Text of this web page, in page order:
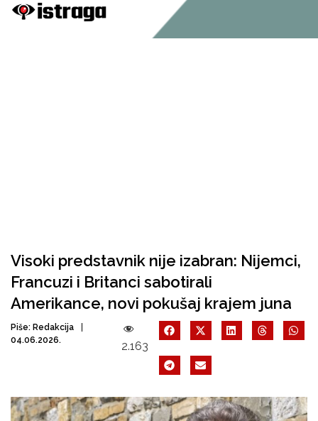
Visoki predstavnik nije izabran: Nijemci,
Francuzi i Britanci sabotirali
Amerikance, novi pokušaj krajem juna
Piše: Redakcija
04.06.2026.
2.163